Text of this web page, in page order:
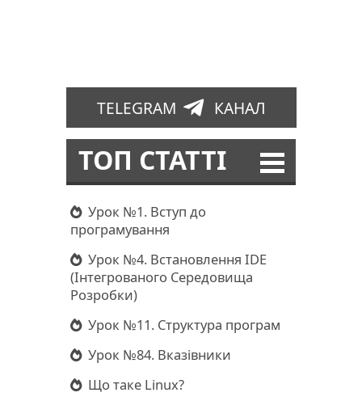
TELEGRAM КАНАЛ
ТОП СТАТТІ
Урок №1. Вступ до
програмування
Урок №4. Встановлення IDE
(Інтегрованого Середовища
Розробки)
Урок №11. Структура програм
Урок №84. Вказівники
Що таке Linux?